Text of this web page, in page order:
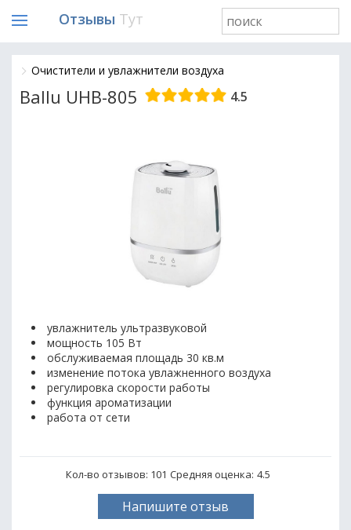
Отзывы Тут
Очистители и увлажнители воздуха
Ballu UHB-805 4.5
увлажнитель ультразвуковой
мощность 105 Вт
обслуживаемая площадь 30 кв.м
изменение потока увлажненного воздуха
регулировка скорости работы
функция ароматизации
работа от сети
Кол-во отзывов: 101 Средняя оценка: 4.5
Напишите отзыв